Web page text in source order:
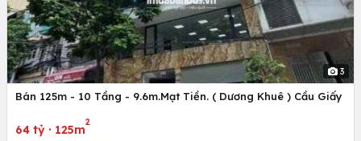
3
Bán 125m - 10 Tầng - 9.6m.Mạt Tiền. ( Dương Khuê ) Cầu Giấy
64 tỷ · 125m
2